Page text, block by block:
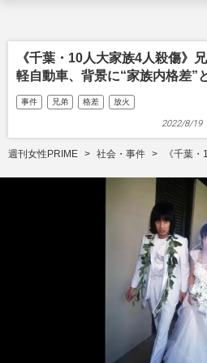
《千葉・10人大家族4人殺傷》
軽自動車、背景に“家族内格差”
事件 兄弟 格差 放火
2022/8/19
週刊女性PRIME 社会・事件 《千葉